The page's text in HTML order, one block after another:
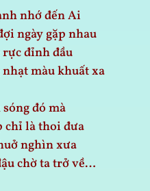
nhớ đến Ai
ngày gặp nhau
rực đỉnh đầu
màu khuất xa
đó mà
chỉ là thoi đưa
nghìn xưa
chờ ta trở về…